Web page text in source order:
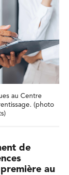
au Centre
(photo
de
au